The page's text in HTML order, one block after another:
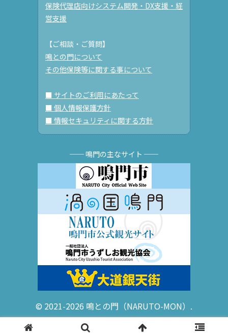
保険代理店向けシステム開発・DX支援・経
営支援
【ご相談・ご質問】
鳴との門について
その他保険等に関する事について
■ サイトのご利用にあたって
■ 個人情報保護方針
■ 情報セキュリティに関する方針
── 鳴門の主なサイト ──
© 2021-2026 鳴との門（NARUTO-MON）.